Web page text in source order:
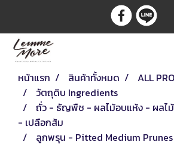
หน้าแรก สินค้าทั้งหมด
ALL
วัตถุดิบ Ingredients
ถั่ว - ธัญพืช - ผลไม้อบแห้ง - ผลไ
- เปลือกส้ม
ลูกพรุน - Pitted Medium Prunes